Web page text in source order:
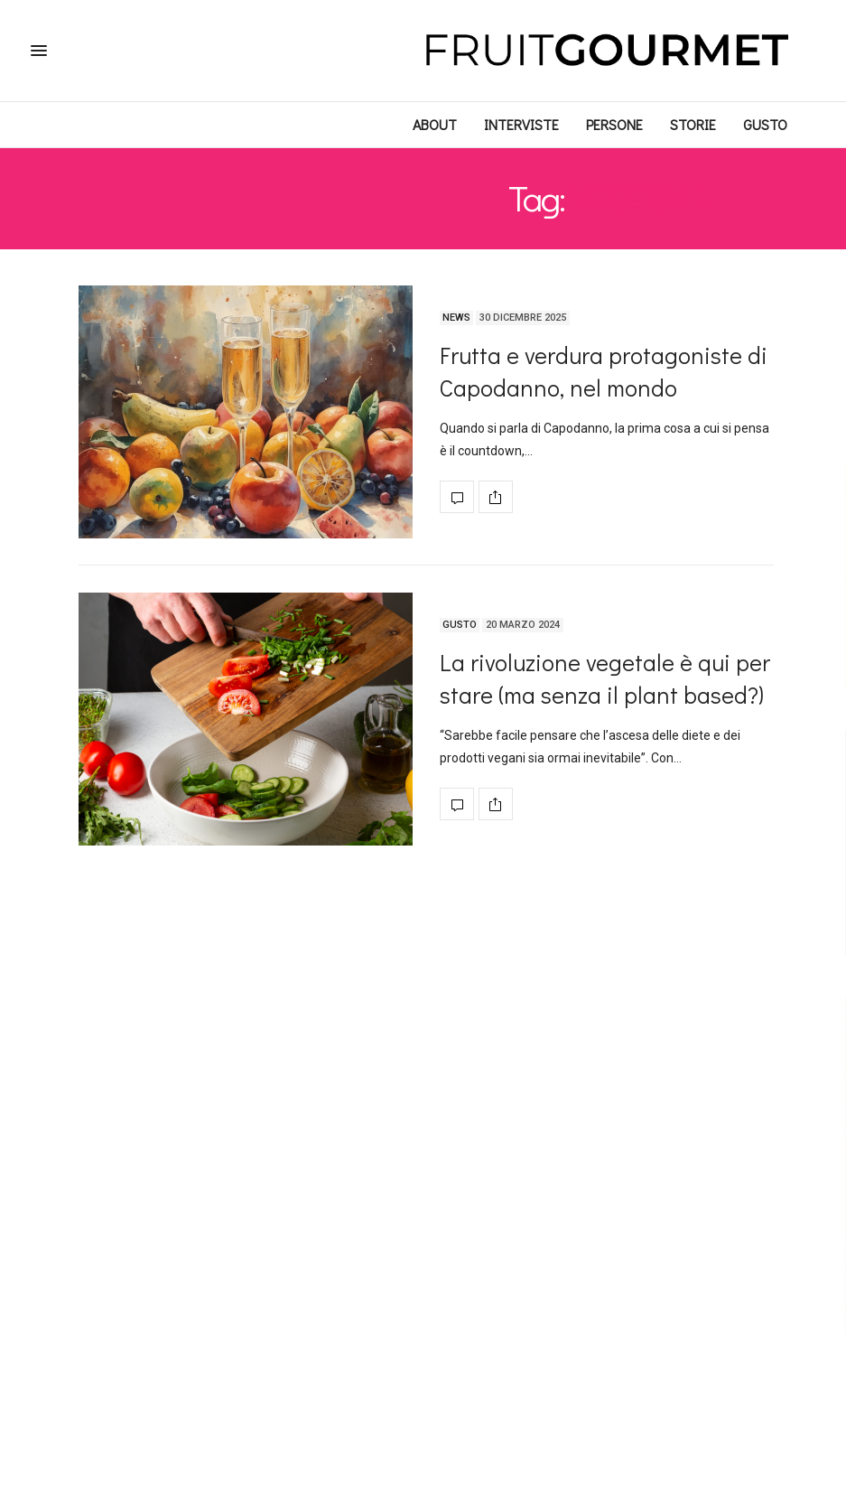
ABOUT INTERVISTE PERSONE STORIE GUSTO
Tag:
NEWS 30 DICEMBRE 2025
Frutta e verdura protagoniste di
Capodanno, nel mondo
Quando si parla di Capodanno, la prima cosa a cui si pensa
è il countdown,…
GUSTO 20 MARZO 2024
La rivoluzione vegetale è qui per
stare (ma senza il plant based?)
“Sarebbe facile pensare che l’ascesa delle diete e dei
prodotti vegani sia ormai inevitabile”. Con…